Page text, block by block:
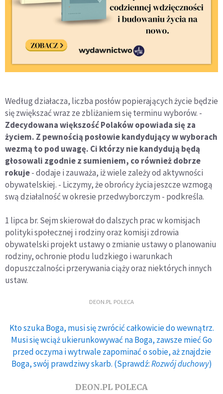
Według działacza, liczba posłów popierających życie będzie
się zwiększać wraz ze zbliżaniem się terminu wyborów. -
Zdecydowana większość Polaków opowiada się za
życiem. Z pewnością posłowie kandydujący w wyborach
wezmą to pod uwagę. Ci którzy nie kandydują będą
głosowali zgodnie z sumieniem, co również dobrze
rokuje- dodaje i zauważa, iż wiele zależy od aktywności
obywatelskiej. - Liczymy, że obrońcy życia jeszcze wzmogą
swą działalność w okresie przedwyborczym - podkreśla.
1 lipca br. Sejm skierował do dalszych prac w komisjach
polityki społecznej i rodziny oraz komisji zdrowia
obywatelski projekt ustawy o zmianie ustawy o planowaniu
rodziny, ochronie płodu ludzkiego i warunkach
dopuszczalności przerywania ciąży oraz niektórych innych
ustaw.
DEON.PL POLECA
Kto szuka Boga, musi się zwrócić całkowicie do wewnątrz.
Musi się wciąż ukierunkowywać na Boga, zawsze mieć Go
przed oczyma i wytrwale zapominać o sobie, aż znajdzie
Boga, swój prawdziwy skarb. (Sprawdź:Rozwój duchowy)
DEON.PL POLECA